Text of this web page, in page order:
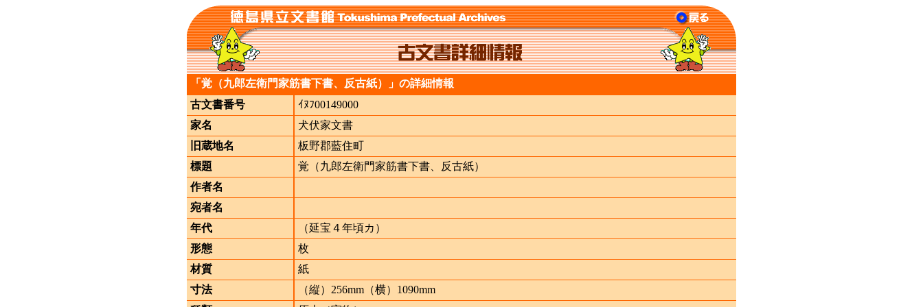
「覚（九郎左衛門家筋書下書、反古紙）」の詳細情報
古文書番号
ｲﾇﾌ00149000
家名
犬伏家文書
旧蔵地名
板野郡藍住町
標題
覚（九郎左衛門家筋書下書、反古紙）
作者名
宛者名
年代
（延宝４年頃カ）
形態
枚
材質
紙
寸法
（縦）256mm（横）1090mm